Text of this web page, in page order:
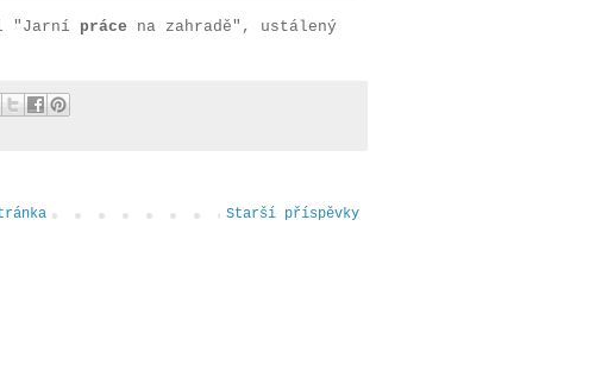
"Jarní práce na zahradě", ustálený
Starší příspěvky